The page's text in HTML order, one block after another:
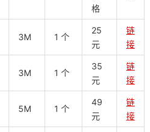
格
3M 1 个
25
元
链
接
3M 1 个
35
元
链
接
5M 1 个
49
元
链
接